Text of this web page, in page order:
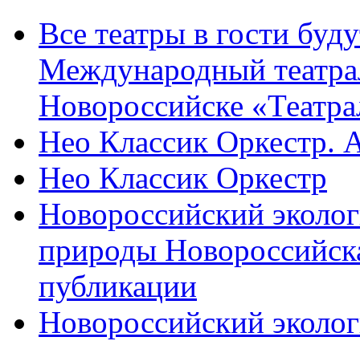
Все театры в гости
Международный
Новороссийске
Нео Классик Оркестр.
Нео Классик Оркестр
Новороссийский
природы
публикации
Новороссийский